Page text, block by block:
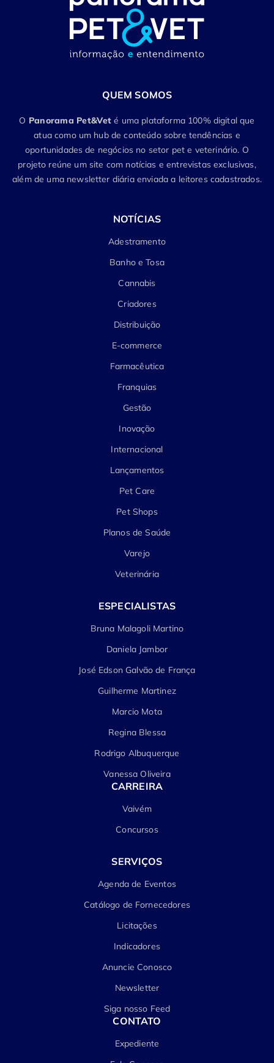
QUEM SOMOS
O Panorama Pet&Vet é uma plataforma 100% digital que
atua como um hub de conteúdo sobre tendências e
oportunidades de negócios no setor pet e veterinário. O
projeto reúne um site com notícias e entrevistas exclusivas,
além de uma newsletter diária enviada a leitores cadastrados.
NOTÍCIAS
Adestramento
Banho e Tosa
Cannabis
Criadores
Distribuição
E-commerce
Farmacêutica
Franquias
Gestão
Inovação
Internacional
Lançamentos
Pet Care
Pet Shops
Planos de Saúde
Varejo
Veterinária
ESPECIALISTAS
Bruna Malagoli Martino
Daniela Jambor
José Edson Galvão de França
Guilherme Martinez
Marcio Mota
Regina Blessa
Rodrigo Albuquerque
Vanessa Oliveira
CARREIRA
Vaivém
Concursos
SERVIÇOS
Agenda de Eventos
Catálogo de Fornecedores
Licitações
Indicadores
Anuncie Conosco
Newsletter
Siga nosso Feed
CONTATO
Expediente